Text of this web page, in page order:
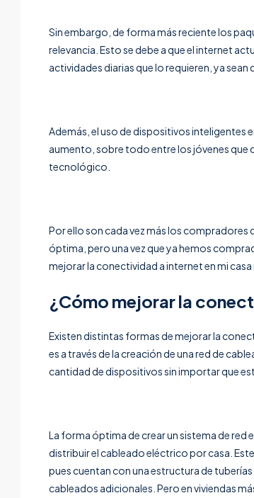
Sin embargo, de forma más reciente los
relevancia. Esto se debe a que el internet
actividades diarias que lo requieren, ya
Además, el uso de dispositivos inteligentes
aumento, sobre todo entre los jóvenes que
tecnológico.
Por ello son cada vez más los compradores
óptima, pero una vez que ya hemos
mejorar la conectividad a internet en mi casa
¿Cómo mejorar la
Existen distintas formas de mejorar la
es a través de la creación de una red de
cantidad de dispositivos sin importar que
La forma óptima de crear un sistema de red
distribuir el cableado eléctrico por casa.
pues cuentan con una estructura de
cableados adicionales. Pero en viviendas